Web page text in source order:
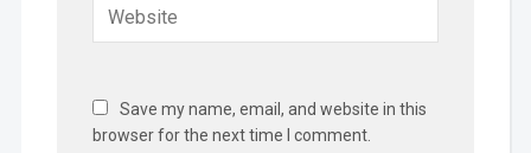
Save my name, email, and website in this
browser for the next time I comment.